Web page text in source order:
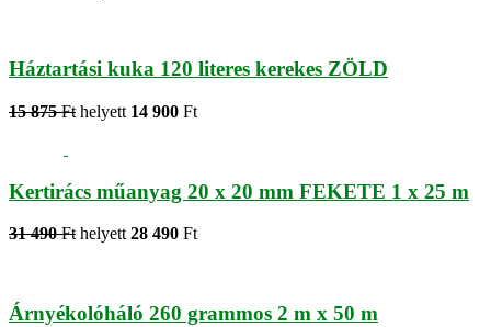
Háztartási kuka 120 literes kerekes ZÖLD
15 875 Ft helyett 14 900 Ft
Kertirács műanyag 20 x 20 mm FEKETE 1 x 25 m
31 490 Ft helyett 28 490 Ft
Árnyékolóháló 260 grammos 2 m x 50 m